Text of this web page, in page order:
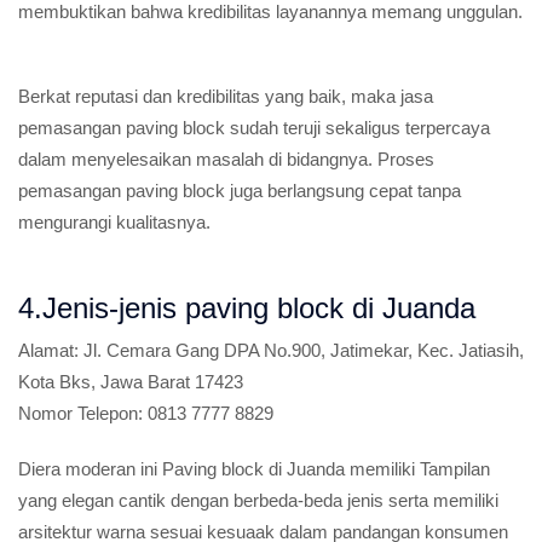
membuktikan bahwa kredibilitas layanannya memang unggulan.
Berkat reputasi dan kredibilitas yang baik, maka jasa
pemasangan paving block sudah teruji sekaligus terpercaya
dalam menyelesaikan masalah di bidangnya. Proses
pemasangan paving block juga berlangsung cepat tanpa
mengurangi kualitasnya.
4.Jenis-jenis paving block di Juanda
Alamat: Jl. Cemara Gang DPA No.900, Jatimekar, Kec. Jatiasih,
Kota Bks, Jawa Barat 17423
Nomor Telepon: 0813 7777 8829
Diera moderan ini Paving block di Juanda memiliki Tampilan
yang elegan cantik dengan berbeda-beda jenis serta memiliki
arsitektur warna sesuai kesuaak dalam pandangan konsumen